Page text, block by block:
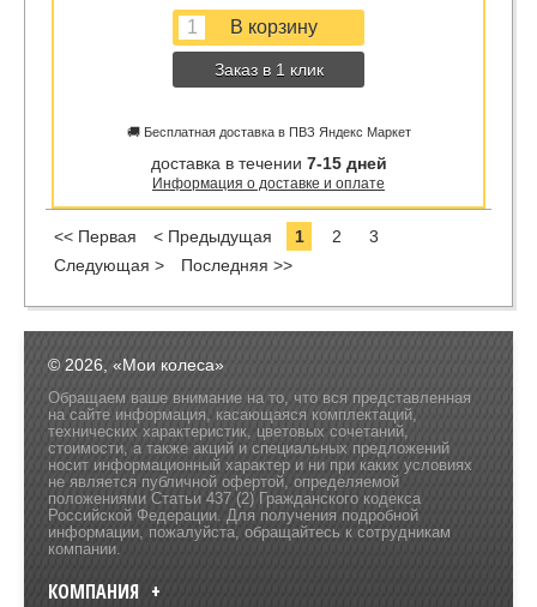
Заказ в 1 клик
🚚 Бесплатная доставка в ПВЗ Яндекс Маркет
доставка в течении 7-15 дней
Информация о доставке и оплате
<< Первая < Предыдущая 1 2
3
Следующая >
Последняя >>
© 2026, «Мои колеса»
Обращаем ваше внимание на то, что вся представленная
на сайте информация, касающаяся комплектаций,
технических характеристик, цветовых сочетаний,
стоимости, а также акций и специальных предложений
носит информационный характер и ни при каких условиях
не является публичной офертой, определяемой
положениями Статьи 437 (2) Гражданского кодекса
Российской Федерации. Для получения подробной
информации, пожалуйста, обращайтесь к сотрудникам
компании.
КОМПАНИЯ